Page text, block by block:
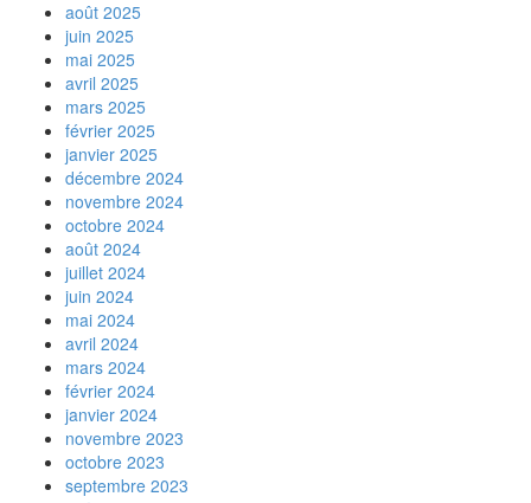
août 2025
juin 2025
mai 2025
avril 2025
mars 2025
février 2025
janvier 2025
décembre 2024
novembre 2024
octobre 2024
août 2024
juillet 2024
juin 2024
mai 2024
avril 2024
mars 2024
février 2024
janvier 2024
novembre 2023
octobre 2023
septembre 2023